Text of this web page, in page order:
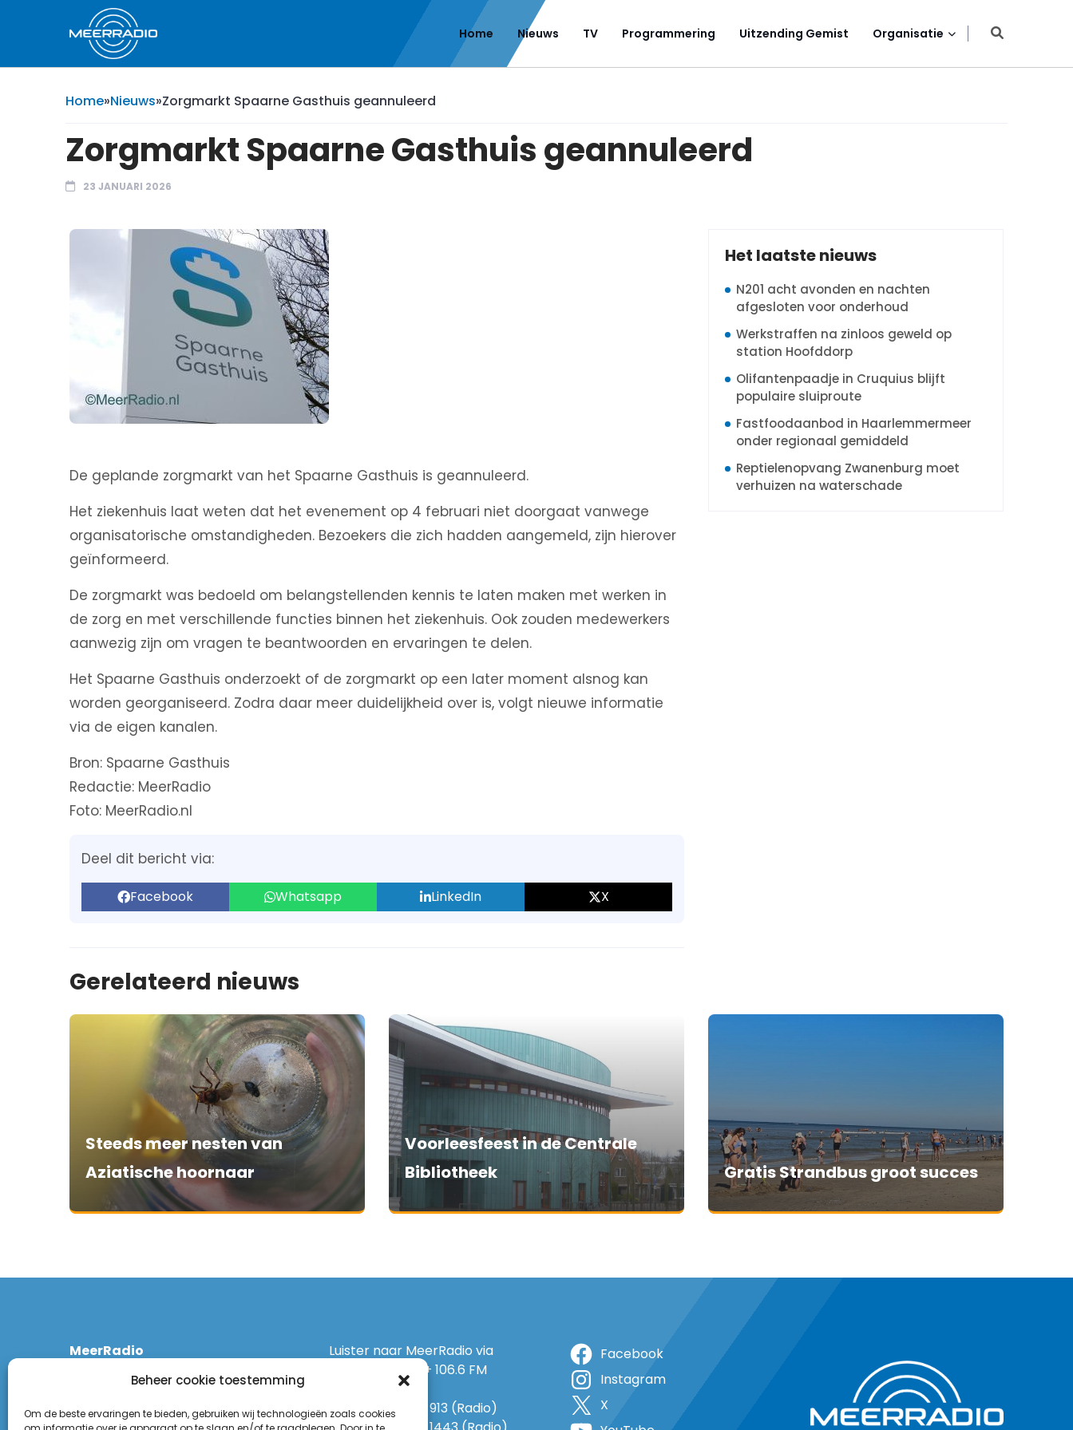
Beheer cookie toestemming
Om de beste ervaringen te bieden, gebruiken wij technologieën zoals cookies
Home Nieuws TV Programmering Uitzending Gemist Organisatie
Home»Nieuws»Zorgmarkt Spaarne Gasthuis geannuleerd
Zorgmarkt Spaarne Gasthuis geannuleerd
23 JANUARI 2026
De geplande zorgmarkt van het Spaarne Gasthuis is geannuleerd.
Het ziekenhuis laat weten dat het evenement op 4 februari niet doorgaat vanwege
organisatorische omstandigheden. Bezoekers die zich hadden aangemeld, zijn hierover
geïnformeerd.
De zorgmarkt was bedoeld om belangstellenden kennis te laten maken met werken in
de zorg en met verschillende functies binnen het ziekenhuis. Ook zouden medewerkers
aanwezig zijn om vragen te beantwoorden en ervaringen te delen.
Het Spaarne Gasthuis onderzoekt of de zorgmarkt op een later moment alsnog kan
worden georganiseerd. Zodra daar meer duidelijkheid over is, volgt nieuwe informatie
via de eigen kanalen.
Bron: Spaarne Gasthuis
Redactie: MeerRadio
Foto: MeerRadio.nl
Deel dit bericht via:
Facebook Whatsapp LinkedIn X
Het laatste nieuws
N201 acht avonden en nachten
afgesloten voor onderhoud
Werkstraffen na zinloos geweld op
station Hoofddorp
Olifantenpaadje in Cruquius blijft
populaire sluiproute
Fastfoodaanbod in Haarlemmermeer
onder regionaal gemiddeld
Reptielenopvang Zwanenburg moet
verhuizen na waterschade
Gerelateerd nieuws
Steeds meer nesten van
Aziatische hoornaar
Voorleesfeest in de Centrale
Bibliotheek
Gratis Strandbus groot succes
MeerRadio
2131 CT Hoofddorp
(023) 55 55 900
Luister naar MeerRadio via
Ether: 105.5 FM + 106.6 FM
DAB+ op 5A
Ziggo: 38 (TV) + 913 (Radio)
Facebook
Instagram
X